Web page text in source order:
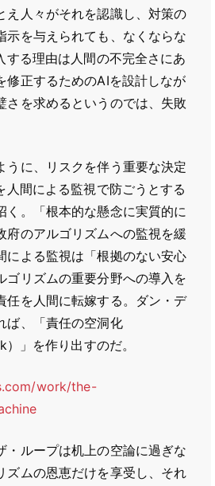
え人々がそれを認識し、対策の
示を与えられても、なくならな
する理由は人間の不完全さにあ
修正するためのAIを設計しなが
さを求めるというのでは、失敗
うに、リスクを伴う重要な決定
人間による監視で防ごうとする
く。「根本的な懸念に実質的に
府のアルゴリズムへの監視を緩
による監視は「根拠のない安心
ゴリズムの重要分野への導入を
任を人間に転嫁する。ダン・デ
ば、「責任の空洞化
」を作り出すのだ。
work/the-
・ループは机上の空論に過ぎな
ズムの恩恵だけを享受し、それ